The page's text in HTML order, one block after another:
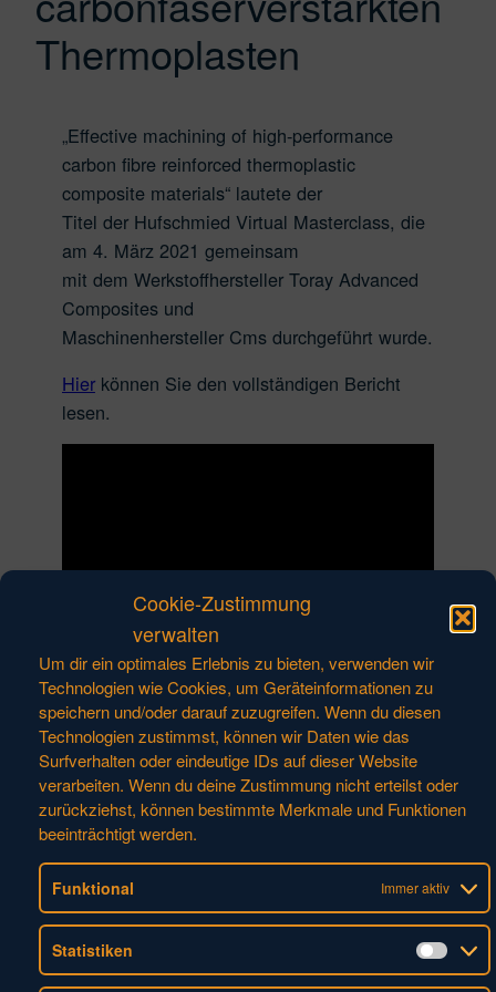
Cookie-Zustimmung
verwalten
Um dir ein optimales Erlebnis zu bieten, verwenden wir
Technologien wie Cookies, um Geräteinformationen zu
speichern und/oder darauf zuzugreifen. Wenn du diesen
Technologien zustimmst, können wir Daten wie das
Surfverhalten oder eindeutige IDs auf dieser Website
verarbeiten. Wenn du deine Zustimmung nicht erteilst oder
zurückziehst, können bestimmte Merkmale und Funktionen
beeinträchtigt werden.
Funktional Immer aktiv
Statistiken
Thermoplasten
„Effective machining of high-performance
carbon fibre reinforced thermoplastic
composite materials“ lautete der
Titel der Hufschmied Virtual Masterclass, die
am 4. März 2021 gemeinsam
mit dem Werkstoffhersteller Toray Advanced
Composites und
Maschinenhersteller Cms durchgeführt wurde.
Hier können Sie den vollständigen Bericht
lesen.
KONTAKT
HUFSCHMIED
Zerspanungssysteme GmbH
Edisonstr. 11d
86399 Bobingen
Deutschland